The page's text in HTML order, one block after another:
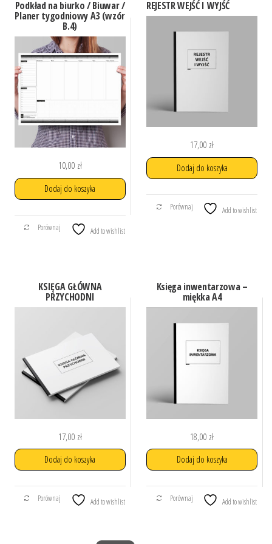
Podkład na biurko / Biuwar /
Planer tygodniowy A3 (wzór
B.4)
10,00 zł
Dodaj do koszyka
Porównaj Add to wishlist
REJESTR WEJŚĆ I WYJŚĆ
17,00 zł
Dodaj do koszyka
Porównaj Add to wishlist
KSIĘGA GŁÓWNA
PRZYCHODNI
17,00 zł
Dodaj do koszyka
Porównaj Add to wishlist
Księga inwentarzowa –
miękka A4
18,00 zł
Dodaj do koszyka
Porównaj Add to wishlist